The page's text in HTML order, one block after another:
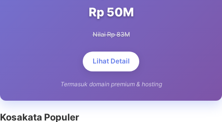
Rp 50M
Nilai Rp 83M
Lihat Detail
Termasuk domain premium & hosting
Kosakata Populer